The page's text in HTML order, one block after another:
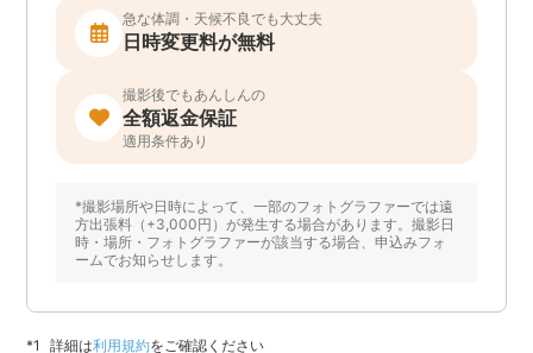
急な体調・天候不良でも大丈夫
日時変更料が無料
撮影後でもあんしんの
全額返金保証
適用条件あり
*撮影場所や日時によって、一部のフォトグラファーでは遠
方出張料（+3,000円）が発生する場合があります。撮影日
時・場所・フォトグラファーが該当する場合、申込みフォ
ームでお知らせします。
詳細は利用規約をご確認ください